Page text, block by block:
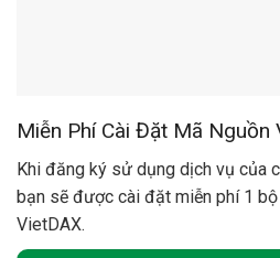
Miễn Phí Cài Đặt Mã Nguồn
Khi đăng ký sử dụng dịch vụ của
bạn sẽ được cài đặt miễn phí 1
VietDAX.